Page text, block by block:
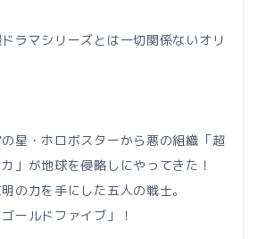
ラマシリーズとは一切関係ないオリ
星・ホロボスターから悪の組織「超
」が地球を侵略しにやってきた！
の力を手にした五人の戦士。
ールドファイブ」！